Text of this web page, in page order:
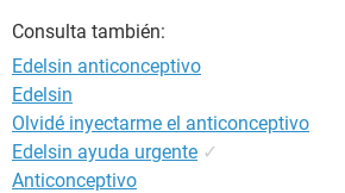
Consulta también:
Edelsin anticonceptivo
Edelsin
Olvidé inyectarme el anticonceptivo
Edelsin ayuda urgente ✓
Anticonceptivo